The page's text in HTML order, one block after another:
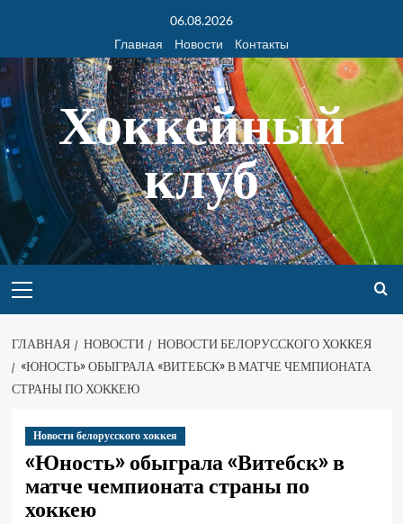
06.08.2026
Главная
Новости Контакты
Хоккейный
клуб
ГЛАВНАЯ НОВОСТИ
НОВОСТИ БЕЛОРУССКОГО ХОККЕЯ
«ЮНОСТЬ» ОБЫГРАЛА «ВИТЕБСК» В МАТЧЕ ЧЕМПИОНАТА
СТРАНЫ ПО ХОККЕЮ
Новости белорусского хоккея
«Юность» обыграла «Витебск» в
матче чемпионата страны по
хоккею